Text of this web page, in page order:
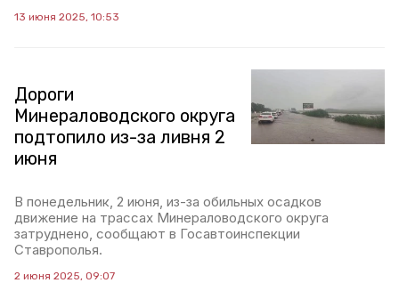
13 июня 2025, 10:53
Дороги
Минераловодского округа
подтопило из-за ливня 2
июня
В понедельник, 2 июня, из-за обильных осадков
движение на трассах Минераловодского округа
затруднено, сообщают в Госавтоинспекции
Ставрополья.
2 июня 2025, 09:07